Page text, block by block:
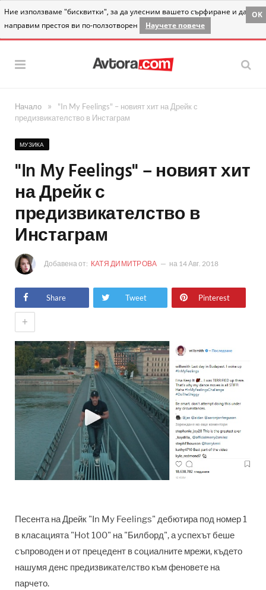
Ние използваме "бисквитки", за да улесним вашето сърфиране и да
направим престоя ви по-ползотворен
Научете повече
OK
Начало »
"In My Feelings" – новият хит на Дрейк с
предизвикателство в Инстаграм
МУЗИКА
"In My Feelings" – новият хит
на Дрейк с
предизвикателство в
Инстаграм
Добавена от: КАТЯ ДИМИТРОВА на 14 Авг. 2018
Share Tweet Pinterest
+
Песента на Дрейк "In My Feelings" дебютира под номер 1
в класацията "Hot 100" на "Билборд", а успехът беше
съпроводен и от прецедент в социалните мрежи, където
нашумя денс предизвикателство към феновете на
парчето.